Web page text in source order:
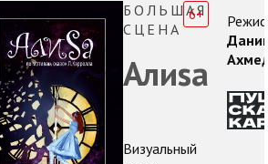
БОЛЬШАЯ
СЦЕНА
Алиsа
Визуальный
6+